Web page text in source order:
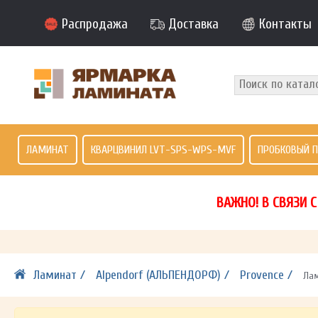
Распродажа Доставка Контакты
ЛАМИНАТ КВАРЦВИНИЛ LVT-SPS-WPS-MVF ПРОБКОВЫЙ
ВАЖНО! В СВЯЗИ
Ламинат / Alpendorf (АЛЬПЕНДОРФ) / Provence /